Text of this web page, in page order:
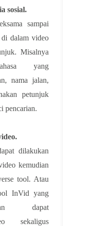
sosial.
sampai
di dalam video
Misalnya
yang
nama jalan,
petunjuk
pencarian.
dilakukan
kemudian
tool. Atau
InVid yang
dapat
sekaligus